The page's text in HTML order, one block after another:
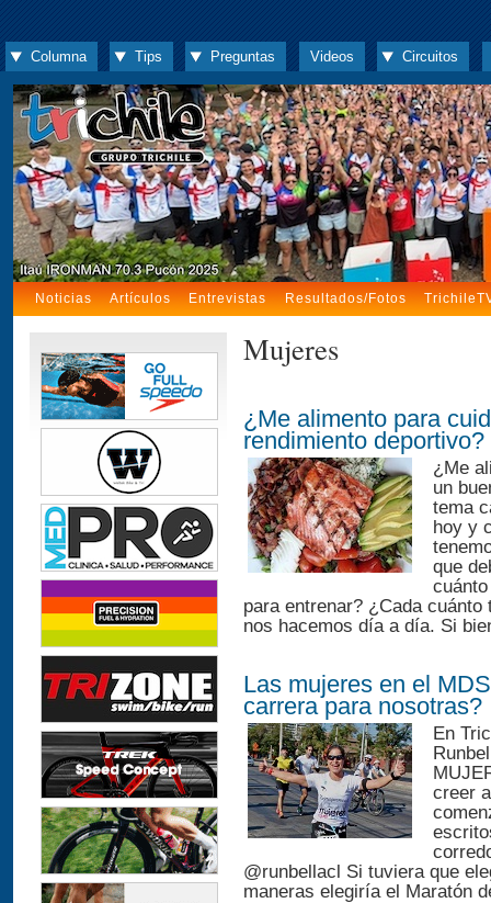
Columna Tips Preguntas Videos Circuitos
Noticias Artículos Entrevistas Resultados/Fotos
Mujeres
¿Me alimento para
rendimiento deportivo?
¿Me
un
tema
hoy y
que
para entrenar? ¿Cada
nos hacemos día a día. Si
Las mujeres en el
carrera para nosotras?
En
creer
@runbellacl Si tuviera que
maneras elegiría el Maratón